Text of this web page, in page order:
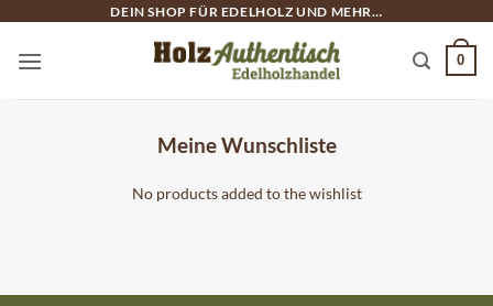
springen
DEIN SHOP FÜR EDELHOLZ UND MEHR…
0
Meine Wunschliste
No products added to the wishlist